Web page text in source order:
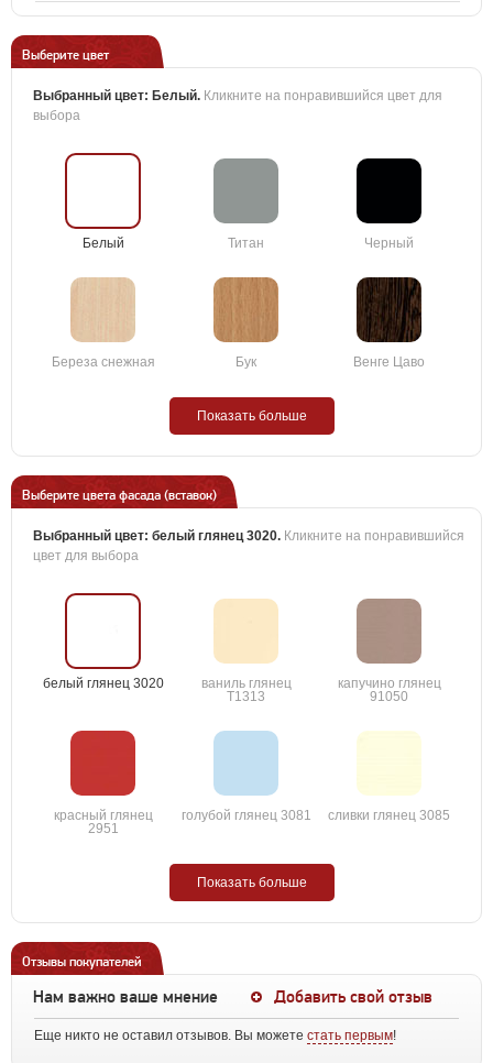
Выберите цвет
Выбранный цвет: Белый. Кликните на понравившийся цвет для
выбора
Белый Титан Черный
Береза снежная Бук Венге Цаво
Показать больше
Выберите цвета фасада (вставок)
Выбранный цвет: белый глянец 3020. Кликните на понравившийся
цвет для выбора
белый глянец 3020
ваниль глянец
T1313
капучино глянец
91050
красный глянец
2951
голубой глянец 3081 сливки глянец 3085
Показать больше
Отзывы покупателей
Нам важно ваше мнение Добавить свой отзыв
Еще никто не оставил отзывов. Вы можете стать первым!